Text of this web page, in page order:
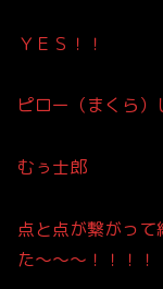
ＹＥＳ！！
ピロー（まくら）
むぅ士郎
点と点が繋がっ
た〜〜〜！！！！